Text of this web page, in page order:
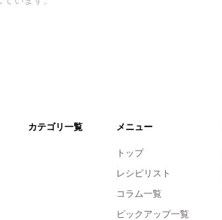
カテゴリ一覧 メニュー
トップ
レシピリスト
コラム一覧
ピックアップ一覧